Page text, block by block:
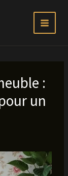
:
un